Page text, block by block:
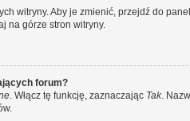
witryny. Aby je zmienić, przejdź do
na górze stron witryny.
forum?
. Włącz tę funkcję, zaznaczając Tak.